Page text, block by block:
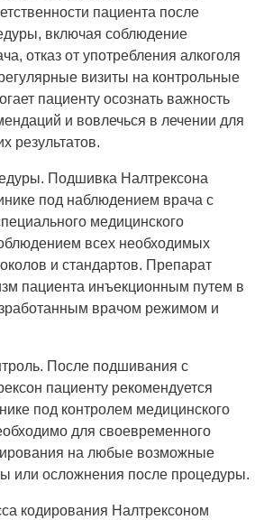
пациента после
включая соблюдение
отказ от употребления алкоголя
визиты на контрольные
пациенту осознать важность
и вовлечься в лечении для
результатов.
Подшивка Налтрексона
под наблюдением врача с
медицинского
всех необходимых
и стандартов. Препарат
пациента инъекционным путем в
врачом режимом и
После подшивания с
пациенту рекомендуется
под контролем медицинского
для своевременного
на любые возможные
или осложнения после процедуры.
кодирования Налтрексоном